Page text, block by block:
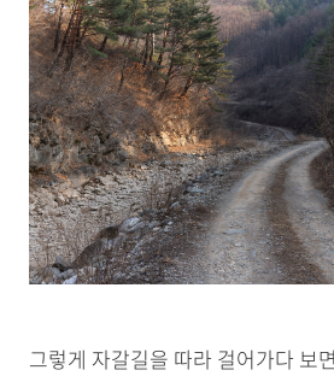
그렇게 자갈길을 따라 걸어가다 보